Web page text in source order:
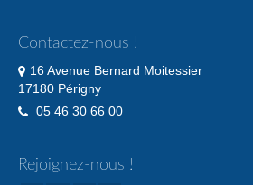
Contactez-nous !
16 Avenue Bernard Moitessier
17180 Périgny
05 46 30 66 00
Rejoignez-nous !